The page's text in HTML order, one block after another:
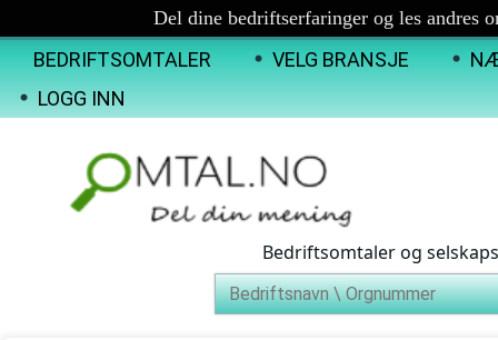
Del dine bedriftserfaringer og les andres
BEDRIFTSOMTALER VELG BRANSJE
LOGG INN
Bedriftsomtaler og